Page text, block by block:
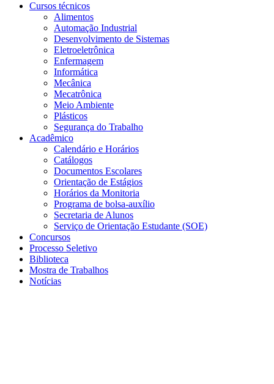
Cursos técnicos
Alimentos
Automação Industrial
Desenvolvimento de Sistemas
Eletroeletrônica
Enfermagem
Informática
Mecânica
Mecatrônica
Meio Ambiente
Plásticos
Segurança do Trabalho
Acadêmico
Calendário e Horários
Catálogos
Documentos Escolares
Orientação de Estágios
Horários da Monitoria
Programa de bolsa-auxílio
Secretaria de Alunos
Serviço de Orientação Estudante (SOE)
Concursos
Processo Seletivo
Biblioteca
Mostra de Trabalhos
Notícias